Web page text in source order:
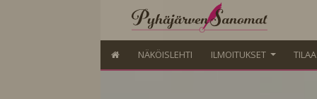
NÄKÖISLEHTI ILMOITUKSET